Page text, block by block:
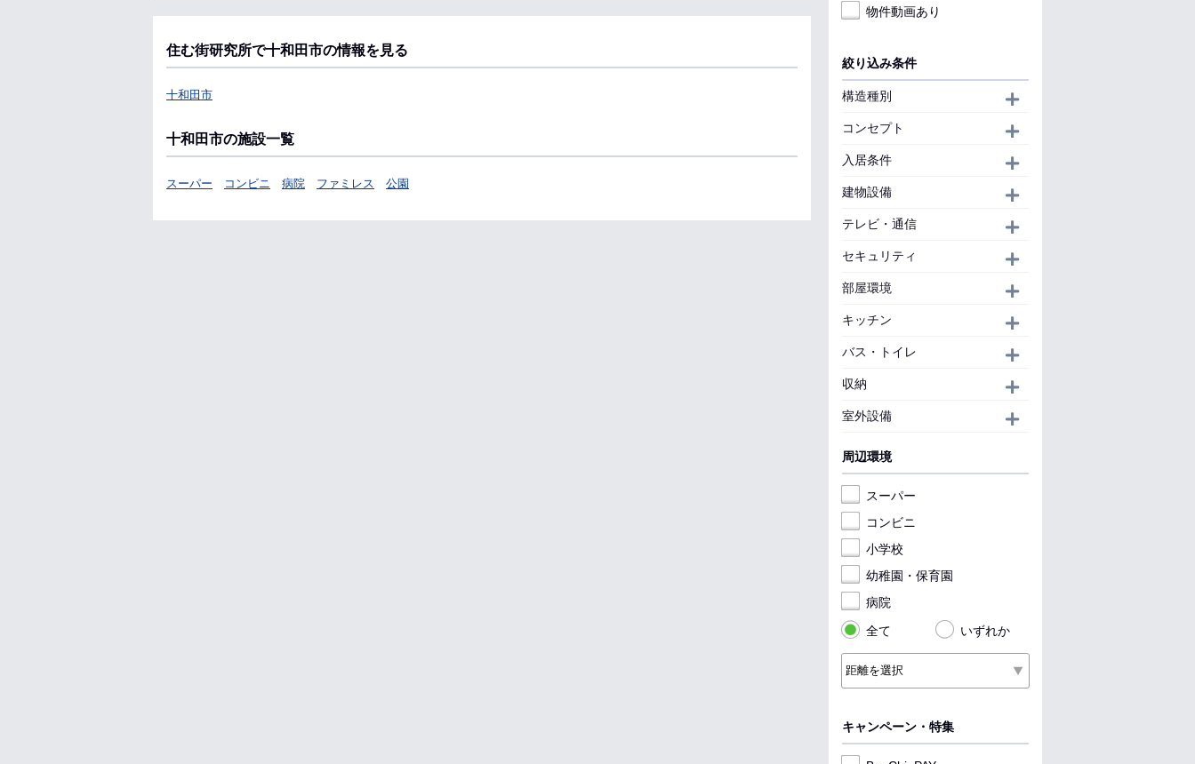
住む街研究所で十和田市の情報を見る
十和田市
十和田市の施設一覧
スーパー コンビニ 病院 ファミレス 公園
物件動画あり
絞り込み条件
構造種別
コンセプト
入居条件
建物設備
テレビ・通信
セキュリティ
部屋環境
キッチン
バス・トイレ
収納
室外設備
周辺環境
スーパー
コンビニ
小学校
幼稚園・保育園
病院
全て
いずれか
キャンペーン・特集